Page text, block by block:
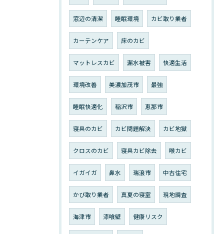
窓辺の清潔 睡眠環境 カビ取り業者
カーテンケア 床のカビ
マットレスカビ 漏水被害 快適生活
環境改善 美濃加茂市 最強
睡眠快適化 稲沢市 恵那市
寝具のカビ カビ問題解決 カビ地獄
クロスのカビ 寝具カビ除去 喉カビ
イガイガ 鼻水 瑞浪市 中古住宅
かび取り業者 真夏の寝室 現地調査
海津市 漆喰壁 健康リスク